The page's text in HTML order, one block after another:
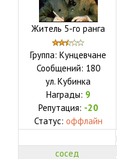
Житель 5-го ранга
Группа: Кунцевчане
Сообщений: 180
ул. Кубинка
Награды: 9
Репутация: -20
Статус: оффлайн
сосед